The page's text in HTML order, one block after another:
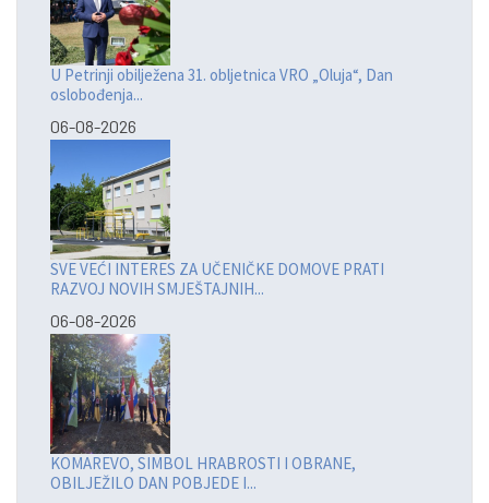
U Petrinji obilježena 31. obljetnica VRO „Oluja“, Dan
oslobođenja...
06-08-2026
SVE VEĆI INTERES ZA UČENIČKE DOMOVE PRATI
RAZVOJ NOVIH SMJEŠTAJNIH...
06-08-2026
KOMAREVO, SIMBOL HRABROSTI I OBRANE,
OBILJEŽILO DAN POBJEDE I...